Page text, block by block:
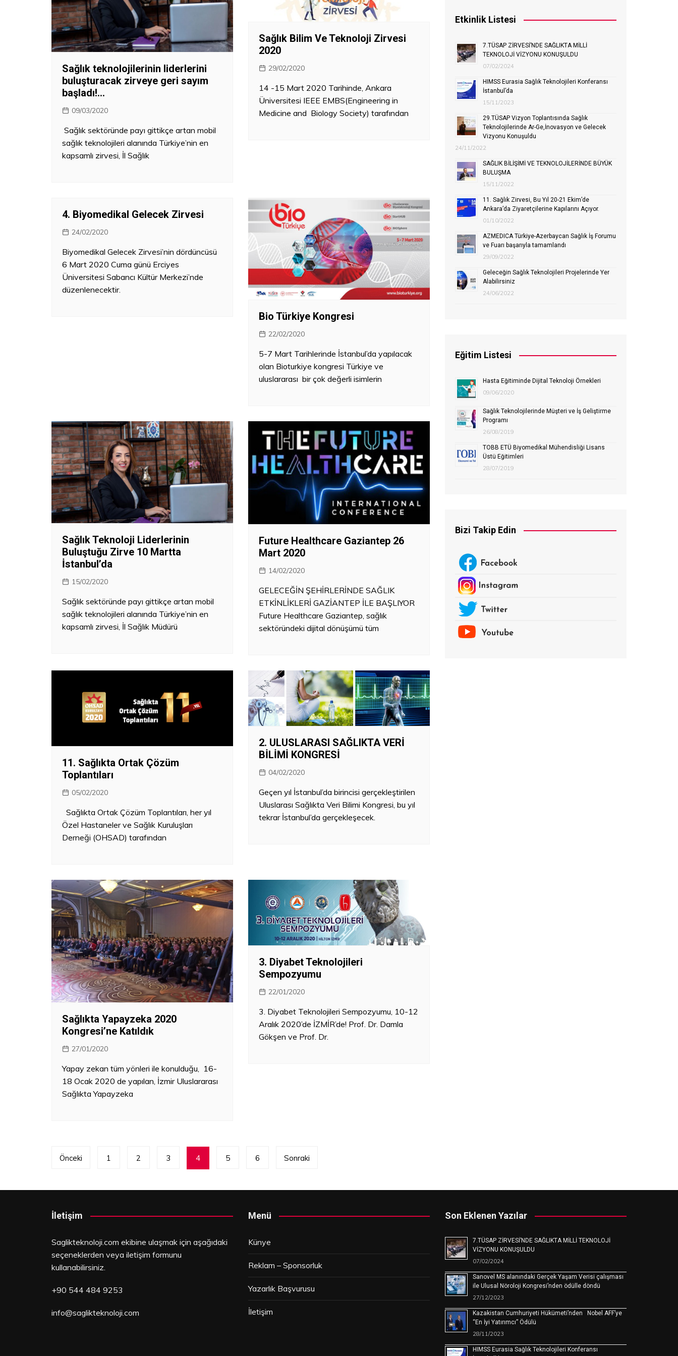
Kanun – Politika
Artırılmış ve Sanal Gerçeklik
Kablosuz Uygulamalar
Sağlık teknolojilerinin liderlerini
buluşturacak zirveye geri sayım
başladı!…
09/03/2020
Sağlık sektöründe payı gittikçe artan mobil
sağlık teknolojileri alanında Türkiye’nin en
kapsamlı zirvesi, İl Sağlık
Sağlık Bilim Ve Teknoloji Zirvesi
2020
29/02/2020
14 -15 Mart 2020 Tarihinde, Ankara
Üniversitesi IEEE EMBS(Engineering in
Medicine and Biology Society) tarafından
4. Biyomedikal Gelecek Zirvesi
24/02/2020
Biyomedikal Gelecek Zirvesi’nin dördüncüsü
6 Mart 2020 Cuma günü Erciyes
Üniversitesi Sabancı Kültür Merkezi’nde
düzenlenecektir.
Bio Türkiye Kongresi
22/02/2020
5-7 Mart Tarihlerinde İstanbul’da yapılacak
olan Bioturkiye kongresi Türkiye ve
uluslararası bir çok değerli isimlerin
Sağlık Teknoloji Liderlerinin
Buluştuğu Zirve 10 Martta
İstanbul’da
15/02/2020
Sağlık sektöründe payı gittikçe artan mobil
sağlık teknolojileri alanında Türkiye’nin en
kapsamlı zirvesi, İl Sağlık Müdürü
Future Healthcare Gaziantep 26
Mart 2020
14/02/2020
GELECEĞİN ŞEHİRLERİNDE SAĞLIK
ETKİNLİKLERİ GAZİANTEP İLE BAŞLIYOR
Future Healthcare Gaziantep, sağlık
sektöründeki dijital dönüşümü tüm
11. Sağlıkta Ortak Çözüm
Toplantıları
05/02/2020
Sağlıkta Ortak Çözüm Toplantıları, her yıl
Özel Hastaneler ve Sağlık Kuruluşları
Derneği (OHSAD) tarafından
2. ULUSLARASI SAĞLIKTA VERİ
BİLİMİ KONGRESİ
04/02/2020
Geçen yıl İstanbul’da birincisi gerçekleştirilen
Uluslarası Sağlıkta Veri Bilimi Kongresi, bu yıl
tekrar İstanbul’da gerçekleşecek.
Sağlıkta Yapayzeka 2020
Kongresi’ne Katıldık
27/01/2020
Yapay zekan tüm yönleri ile konulduğu, 16-
18 Ocak 2020 de yapılan, İzmir Uluslararası
Sağlıkta Yapayzeka
3. Diyabet Teknolojileri
Sempozyumu
22/01/2020
3. Diyabet Teknolojileri Sempozyumu, 10-12
Aralık 2020’de İZMİR’de! Prof. Dr. Damla
Gökşen ve Prof. Dr.
Yazı
Önceki 1 2 3 4 5 6 Sonraki
Etkinlik Listesi
7.TÜSAP ZİRVESİ’NDE SAĞLIKTA MİLLİ
TEKNOLOJİ VİZYONU KONUŞULDU
07/02/2024
HIMSS Eurasia Sağlık Teknolojileri Konferansı
İstanbul’da
15/11/2023
29.TÜSAP Vizyon Toplantısında Sağlık
Teknolojilerinde Ar-Ge,İnovasyon ve Gelecek
Vizyonu Konuşuldu
24/11/2022
SAĞLIK BİLİŞİMİ VE TEKNOLOJİLERİNDE BÜYÜK
BULUŞMA
15/11/2022
11. Sağlık Zirvesi, Bu Yıl 20-21 Ekim’de
Ankara’da Ziyaretçilerine Kapılarını Açıyor.
01/10/2022
AZMEDICA Türkiye-Azerbaycan Sağlık İş Forumu
ve Fuarı başarıyla tamamlandı
29/09/2022
Geleceğin Sağlık Teknolojileri Projelerinde Yer
Alabilirsiniz
24/06/2022
Eğitim Listesi
Hasta Eğitiminde Dijital Teknoloji Örnekleri
09/06/2020
Sağlık Teknolojilerinde Müşteri ve İş Geliştirme
Programı
26/08/2019
TOBB ETÜ Biyomedikal Mühendisliği Lisans
Üstü Eğitimleri
28/07/2019
Bizi Takip Edin
İletişim
Saglikteknoloji.com ekibine ulaşmak için aşağıdaki
seçeneklerden veya iletişim formunu
kullanabilirsiniz.
+90 544 484 9253
info@saglikteknoloji.com
Menü
Künye
Reklam – Sponsorluk
Yazarlık Başvurusu
İletişim
Son Eklenen Yazılar
7.TÜSAP ZİRVESİ’NDE SAĞLIKTA MİLLİ TEKNOLOJİ
VİZYONU KONUŞULDU
07/02/2024
Sanovel MS alanındaki Gerçek Yaşam Verisi çalışması
ile Ulusal Nöroloji Kongresi’nden ödülle döndü
27/12/2023
Kazakistan Cumhuriyeti Hükümeti’nden Nobel AFF’ye
“En İyi Yatırımcı” Ödülü
28/11/2023
HIMSS Eurasia Sağlık Teknolojileri Konferansı